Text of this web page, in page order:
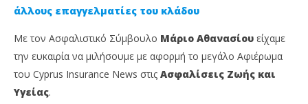
άλλους επαγγελματίες του κλάδου
Με τον Ασφαλιστικό Σύμβουλο Μάριο Αθανασίου είχαμε
την ευκαιρία να μιλήσουμε με αφορμή το μεγάλο Αφιέρωμα
του Cyprus Insurance News στις Ασφαλίσεις Ζωής και
Υγείας.